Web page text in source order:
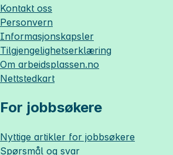
Kontakt oss
Personvern
Informasjonskapsler
Tilgjengelighetserklæring
Om arbeidsplassen.no
Nettstedkart
For jobbsøkere
Nyttige artikler for jobbsøkere
Spørsmål og svar